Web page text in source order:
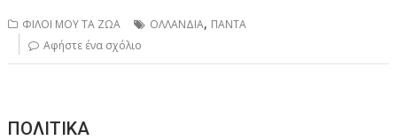
ΦΙΛΟΙ ΜΟΥ ΤΑ ΖΩΑ ΟΛΛΑΝΔΙΑ, ΠΑΝΤΑ
Αφήστε ένα σχόλιο
ΠΟΛΙΤΙΚΑ